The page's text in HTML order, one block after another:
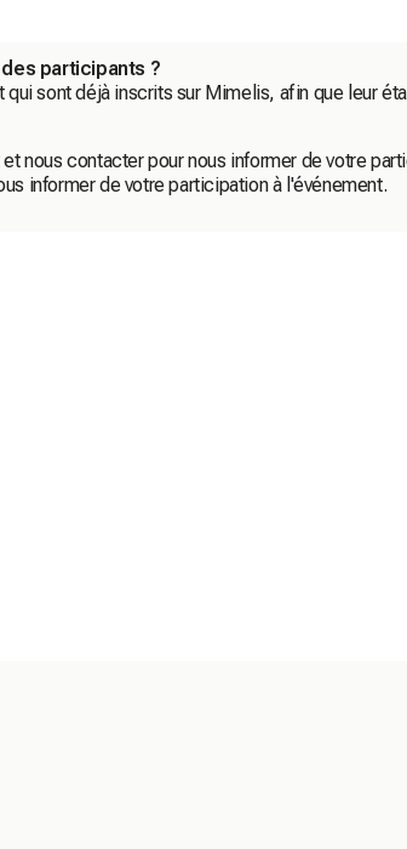
participants ?
sont déjà inscrits sur Mimelis, afin que leur
nous contacter pour nous informer de votre
informer de votre participation à l'événement.